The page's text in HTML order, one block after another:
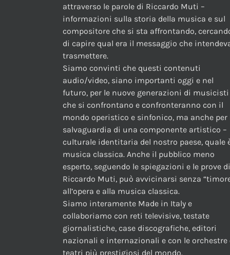
attraverso le parole di Riccardo Muti –
informazioni sulla storia della musica e sul
compositore che si sta affrontando,
di capire qual era il messaggio che
trasmettere.
Siamo convinti che questi contenuti
audio/video, siano importanti oggi e nel
futuro, per le nuove generazioni di musicisti
che si confrontano e confronteranno con il
mondo operistico e sinfonico, ma anche per
salvaguardia di una componente artistico –
culturale identitaria del nostro paese, quale
musica classica. Anche il pubblico meno
esperto, seguendo le spiegazioni e le prove di
Riccardo Muti, può avvicinarsi senza
all’opera e alla musica classica.
Siamo interamente Made in Italy e
collaboriamo con reti televisive, testate
giornalistiche, case discografiche, editori
nazionali e internazionali e con le orchestre
teatri più prestigiosi del mondo.